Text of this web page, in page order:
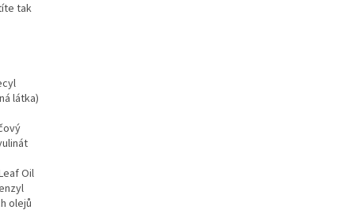
tak
látka)
Oil
olejů